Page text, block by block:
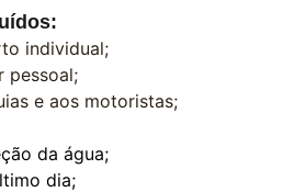
individual;
pessoal;
e aos motoristas;
da água;
dia;